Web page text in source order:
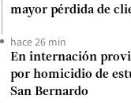
mayor pérdida de
hace 26 min
En internación
por homicidio de
San Bernardo